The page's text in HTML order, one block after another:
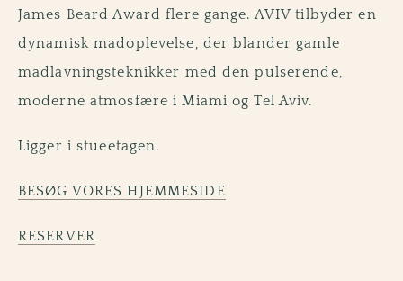
James Beard Award flere gange. AVIV tilbyder en
dynamisk madoplevelse, der blander gamle
madlavningsteknikker med den pulserende,
moderne atmosfære i Miami og Tel Aviv.
Ligger i stueetagen.
BESØG VORES HJEMMESIDE
RESERVER